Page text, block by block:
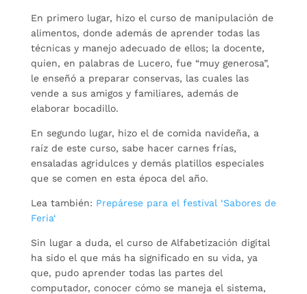
En primero lugar, hizo el curso de manipulación de
alimentos, donde además de aprender todas las
técnicas y manejo adecuado de ellos; la docente,
quien, en palabras de Lucero, fue “muy generosa”,
le enseñó a preparar conservas, las cuales las
vende a sus amigos y familiares, además de
elaborar bocadillo.
En segundo lugar, hizo el de comida navideña, a
raíz de este curso, sabe hacer carnes frías,
ensaladas agridulces y demás platillos especiales
que se comen en esta época del año.
Lea también: Prepárese para el festival ‘Sabores de
Feria‘
Sin lugar a duda, el curso de Alfabetización digital
ha sido el que más ha significado en su vida, ya
que, pudo aprender todas las partes del
computador, conocer cómo se maneja el sistema,